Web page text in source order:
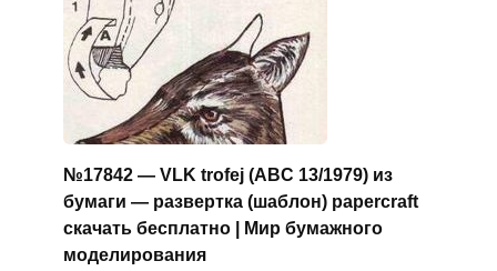
№17842 — VLK trofej (ABC 13/1979) из
бумаги — развертка (шаблон) papercraft
скачать бесплатно | Мир бумажного
моделирования